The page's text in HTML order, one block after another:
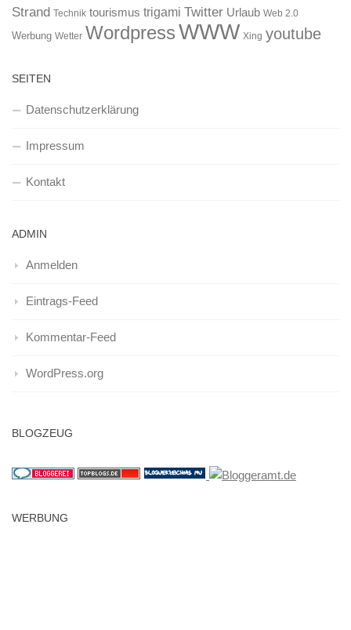
Strand Technik tourismus trigami Twitter Urlaub Web 2.0
Werbung Wetter WordpressWWW Xing youtube
SEITEN
Datenschutzerklärung
Impressum
Kontakt
ADMIN
Anmelden
Eintrags-Feed
Kommentar-Feed
WordPress.org
BLOGZEUG
WERBUNG